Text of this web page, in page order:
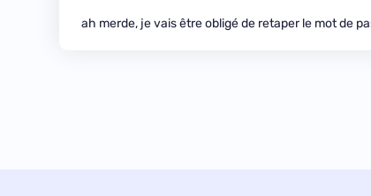
ah merde, je vais être obligé de retaper le mot de